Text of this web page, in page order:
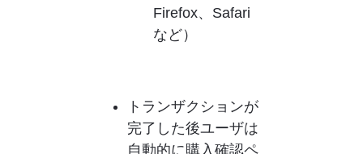
Firefox、Safari
など）
トランザクションが
完了した後ユーザは
自動的に購入確認ペ